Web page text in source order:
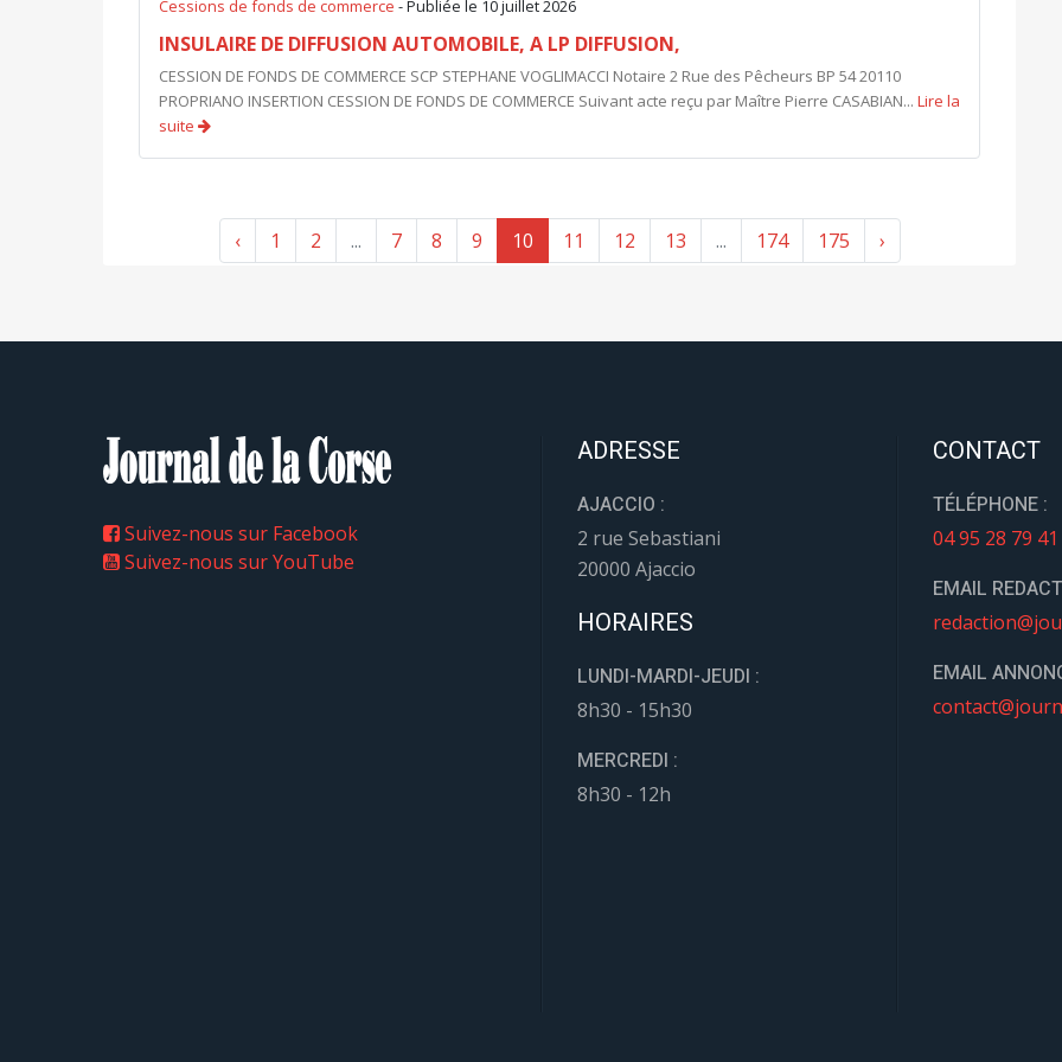
Cessions de fonds de commerce - Publiée le 10 juillet 2026
INSULAIRE DE DIFFUSION AUTOMOBILE, A LP DIFFUSION,
CESSION DE FONDS DE COMMERCE SCP STEPHANE VOGLIMACCI Notaire 2 Rue des Pêcheurs BP 54 20110
PROPRIANO INSERTION CESSION DE FONDS DE COMMERCE Suivant acte reçu par Maître Pierre CASABIAN... Lire la
suite
‹ 1 2 ... 7 8 9 10 11 12 13 ... 174 175 ›
Suivez-nous sur Facebook
Suivez-nous sur YouTube
ADRESSE
AJACCIO :
2 rue Sebastiani
20000 Ajaccio
HORAIRES
LUNDI-MARDI-JEUDI :
8h30 - 15h30
MERCREDI :
8h30 - 12h
CONTACT
TÉLÉPHONE :
04 95 28 79 41
EMAIL
EMAIL